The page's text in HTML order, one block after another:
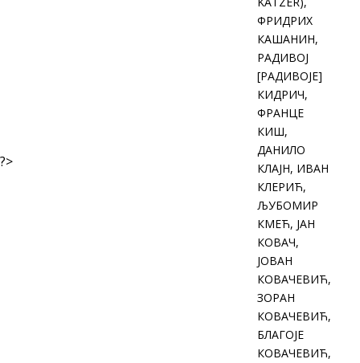
ФРИДРИХ
КАШАНИН,
РАДИВОЈ
[РАДИВОЈЕ]
КИДРИЧ,
ФРАНЦЕ
КИШ,
ДАНИЛО
КЛАЈН, ИВАН
КЛЕРИЋ,
ЉУБОМИР
КМЕЋ, ЈАН
КОВАЧ,
ЈОВАН
КОВАЧЕВИЋ,
ЗОРАН
КОВАЧЕВИЋ,
БЛАГОЈЕ
КОВАЧЕВИЋ,
?>